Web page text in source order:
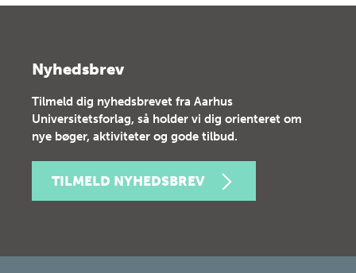
Nyhedsbrev
Tilmeld dig nyhedsbrevet fra Aarhus
Universitetsforlag, så holder vi dig orienteret om
nye bøger, aktiviteter og gode tilbud.
TILMELD NYHEDSBREV